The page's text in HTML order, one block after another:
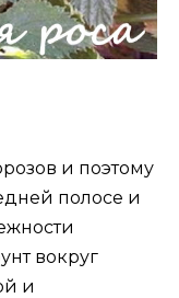
и поэтому
полосе и
вокруг
и